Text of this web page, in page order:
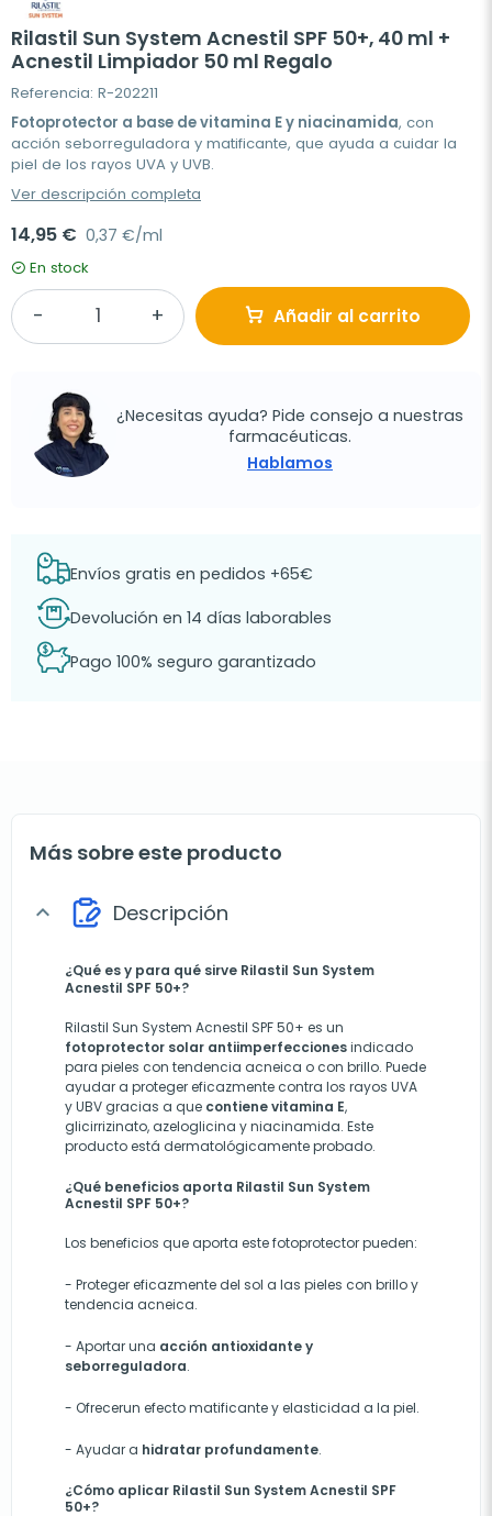
Rilastil Sun System Acnestil SPF 50+, 40 ml +
Acnestil Limpiador 50 ml Regalo
Referencia: R-202211
Fotoprotector a base de vitamina E y niacinamida, con
acción seborreguladora y matificante, que ayuda a cuidar la
piel de los rayos UVA y UVB.
Ver descripción completa
14,95 € 0,37 €/ml
En stock
Añadir al carrito
¿Necesitas ayuda? Pide consejo a nuestras
farmacéuticas.
Hablamos
Envíos gratis en pedidos +65€
Devolución en 14 días laborables
Pago 100% seguro garantizado
Más sobre este producto
expand_more Descripción
¿Qué es y para qué sirve Rilastil Sun System
Acnestil SPF 50+?
Rilastil Sun System Acnestil SPF 50+ es un
fotoprotector solar antiimperfeccionesindicado
para pieles con tendencia acneica o con brillo. Puede
ayudar a proteger eficazmente contra los rayos UVA
y UBV gracias a que contiene vitamina E,
glicirrizinato, azeloglicina y niacinamida. Este
producto está dermatológicamente probado.
¿Qué beneficios aporta Rilastil Sun System
Acnestil SPF 50+?
Los beneficios que aporta este fotoprotector pueden:
- Proteger eficazmente del sol a las pieles con brillo y
tendencia acneica.
- Aportar una acción antioxidante y
seborreguladora.
- Ofrecerun efecto matificante yelasticidad a la piel.
- Ayudar a hidratar profundamente.
¿Cómo aplicar Rilastil Sun System Acnestil SPF
50+?